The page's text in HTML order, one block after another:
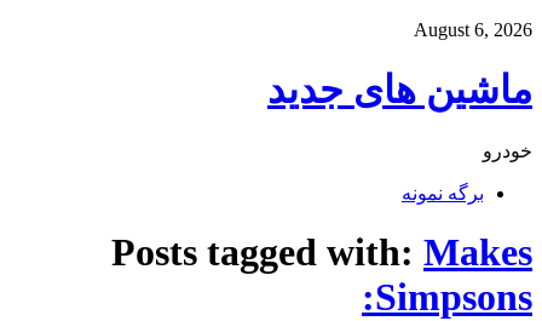
August 6, 2026
ماشین های جدید
خودرو
برگه نمونه
Posts tagged with: Makes
Simpsons: